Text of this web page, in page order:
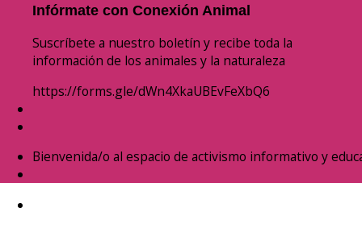
Infórmate con Conexión Animal
Suscríbete a nuestro boletín y recibe toda la
información de los animales y la naturaleza
https://forms.gle/dWn4XkaUBEvFeXbQ6
Bienvenida/o al espacio de activismo informativo y